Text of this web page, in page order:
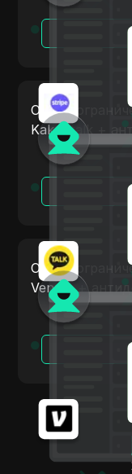
TransferWise
Twitter/X
Upwork
Venmo
Walmart
Wayfair
WebMoney
WeChat
WhatsApp
Wish
Yahoo Gemini
Обход
Kakaotalk +
Обход
Venmo +